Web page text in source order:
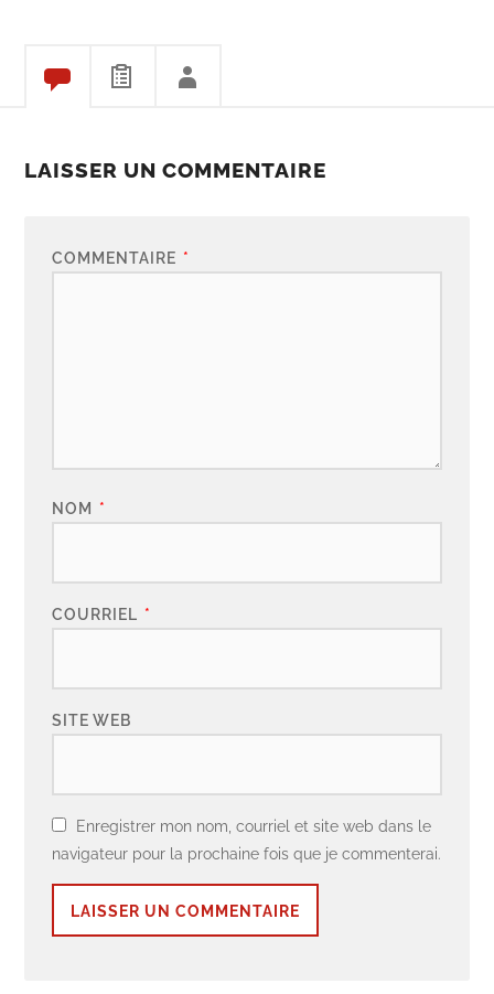
LAISSER UN COMMENTAIRE
COMMENTAIRE *
NOM *
COURRIEL *
SITE WEB
Enregistrer mon nom, courriel et site web dans le
navigateur pour la prochaine fois que je commenterai.